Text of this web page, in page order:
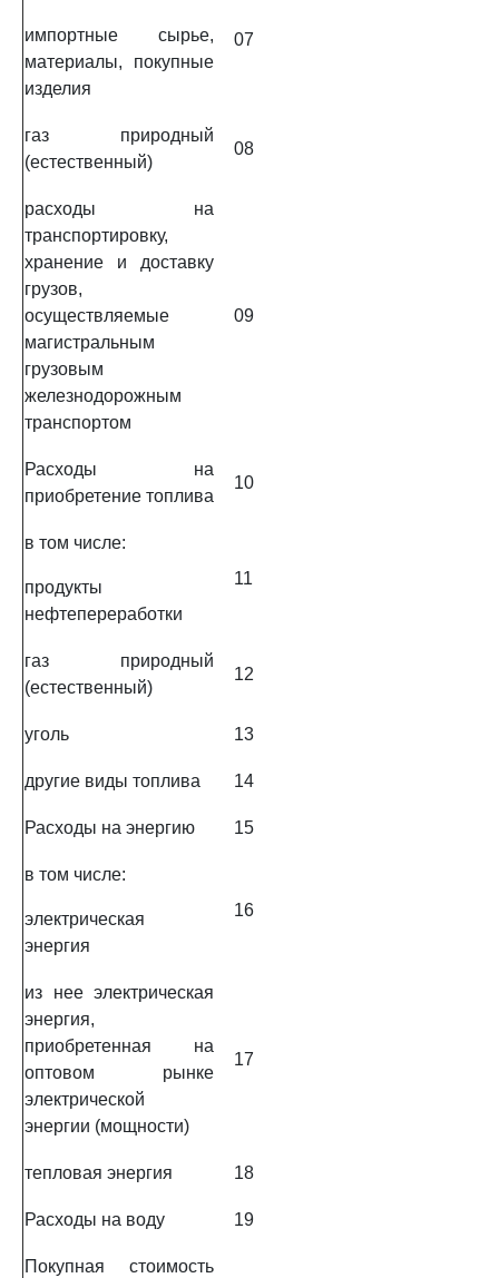
импортные сырье,
материалы, покупные
изделия
07
газ природный
(естественный)
08
расходы на
транспортировку,
хранение и доставку
грузов,
осуществляемые
магистральным
грузовым
железнодорожным
транспортом
09
Расходы на
приобретение топлива
10
в том числе:
продукты
нефтепереработки
11
газ природный
(естественный)
12
уголь 13
другие виды топлива 14
Расходы на энергию 15
в том числе:
электрическая
энергия
16
из нее электрическая
энергия,
приобретенная на
оптовом рынке
электрической
энергии (мощности)
17
тепловая энергия 18
Расходы на воду 19
Покупная стоимость